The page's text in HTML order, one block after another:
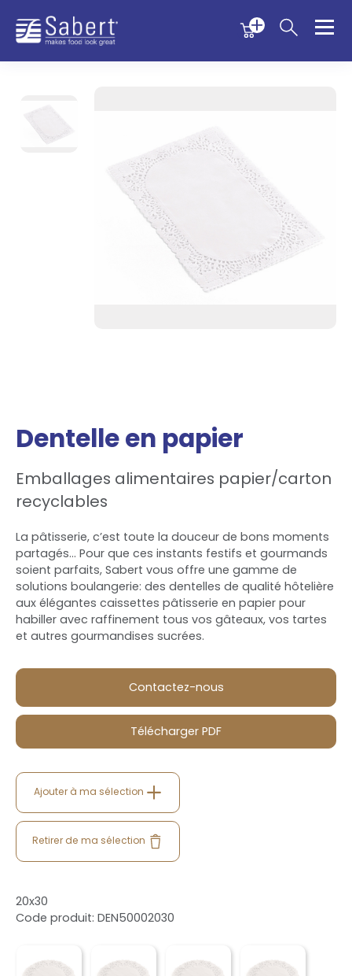
Menu
Sabert
Dentelle en papier
Emballages alimentaires papier/carton
recyclables
La pâtisserie, c’est toute la douceur de bons moments
partagés... Pour que ces instants festifs et gourmands
soient parfaits, Sabert vous offre une gamme de
solutions boulangerie: des dentelles de qualité hôtelière
aux élégantes caissettes pâtisserie en papier pour
habiller avec raffinement tous vos gâteaux, vos tartes
et autres gourmandises sucrées.
Contactez-nous
Télécharger PDF
Ajouter à ma sélection
Retirer de ma sélection
20x30
Code produit: DEN50002030